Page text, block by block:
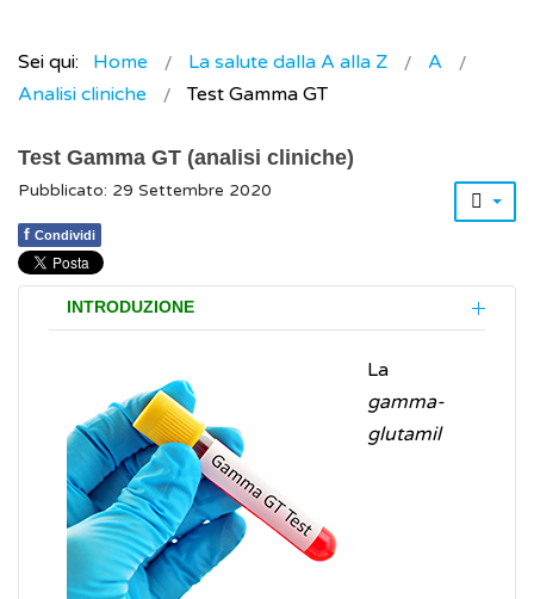
Sei qui: Home La salute dalla A alla Z
A
Analisi cliniche
Test Gamma GT
Test Gamma GT (analisi cliniche)
Pubblicato: 29 Settembre 2020
f Condividi
INTRODUZIONE
La
gamma-
glutamil